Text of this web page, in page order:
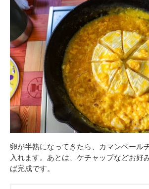
卵が半熟になってきたら、カマンベール
入れます。あとは、ケチャップなどお好
ば完成です。